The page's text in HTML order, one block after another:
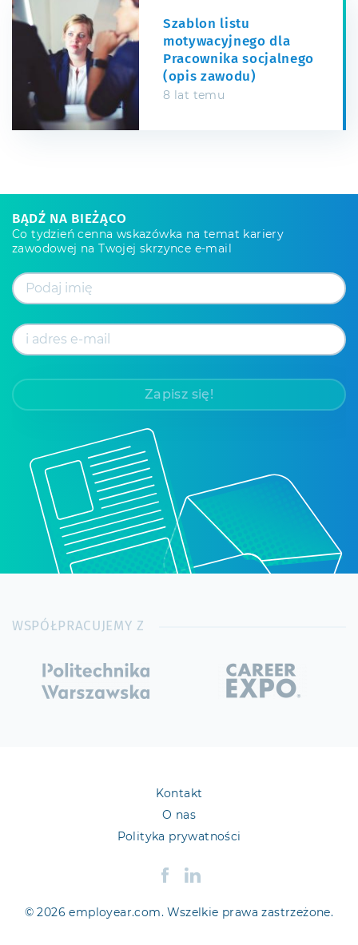
Szablon listu
motywacyjnego dla
Pracownika socjalnego
(opis zawodu)
8 lat temu
BĄDŹ NA BIEŻĄCO
Co tydzień cenna wskazówka na temat kariery
zawodowej na Twojej skrzynce e-mail
Zapisz się!
WSPÓŁPRACUJEMY Z
© 2026 employear.com. Wszelkie prawa zastrzeżone.
Kontakt
O nas
Polityka prywatności